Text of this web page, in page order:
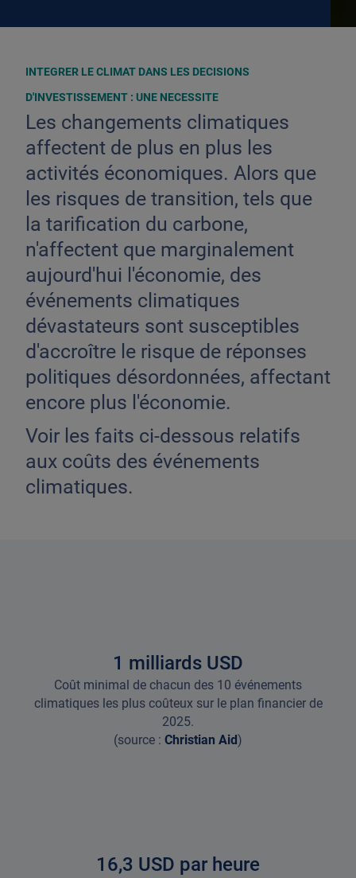
INTEGRER LE CLIMAT DANS LES DECISIONS
D'INVESTISSEMENT : UNE NECESSITE
Les changements climatiques
affectent de plus en plus les
activités économiques. Alors que
les risques de transition, tels que
la tarification du carbone,
n'affectent que marginalement
aujourd'hui l'économie, des
événements climatiques
dévastateurs sont susceptibles
d'accroître le risque de réponses
politiques désordonnées, affectant
encore plus l'économie.
Voir les faits ci-dessous relatifs
aux coûts des événements
climatiques.
1 milliards USD
Coût minimal de chacun des 10 événements
climatiques les plus coûteux sur le plan financier de
2025.
(source : Christian Aid )
16,3 USD par heure